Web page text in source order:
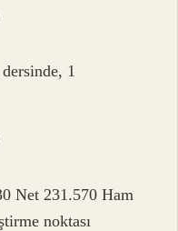
1
Net 231.570 Ham
noktası